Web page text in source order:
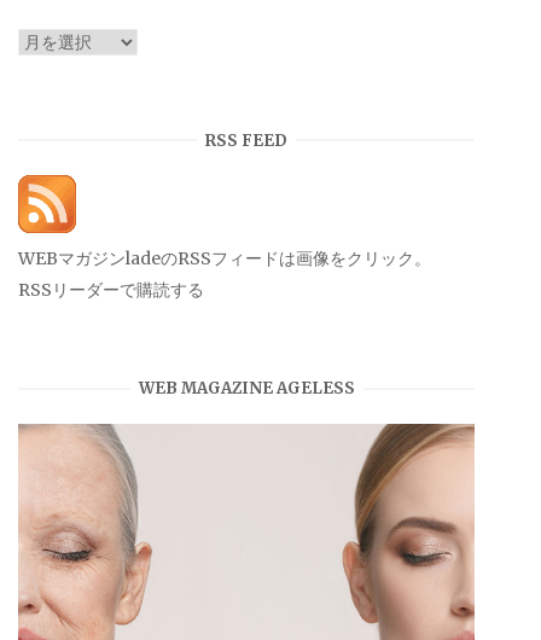
ア
RSS FEED
WEBマガジンladeのRSSフィードは画像をクリック。
RSSリーダーで購読する
WEB MAGAZINE AGELESS